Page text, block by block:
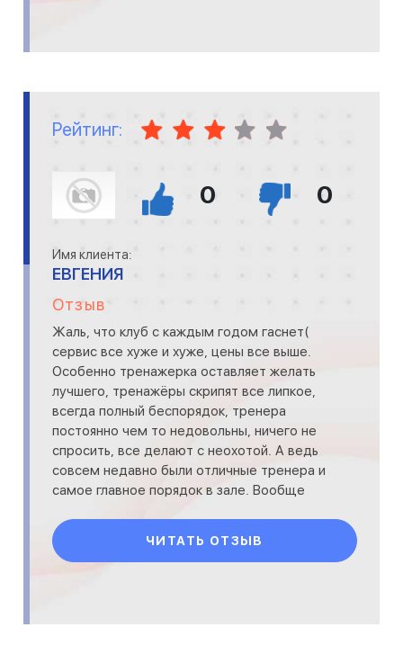
Рейтинг:
0 0
Имя клиента:
ЕВГЕНИЯ
Отзыв
Жаль, что клуб с каждым годом гаснет(
сервис все хуже и хуже, цены все выше.
Особенно тренажерка оставляет желать
лучшего, тренажёры скрипят все липкое,
всегда полный беспорядок, тренера
постоянно чем то недовольны, ничего не
спросить, все делают с неохотой. А ведь
совсем недавно были отличные тренера и
самое главное порядок в зале. Вообще
ЧИТАТЬ ОТЗЫВ